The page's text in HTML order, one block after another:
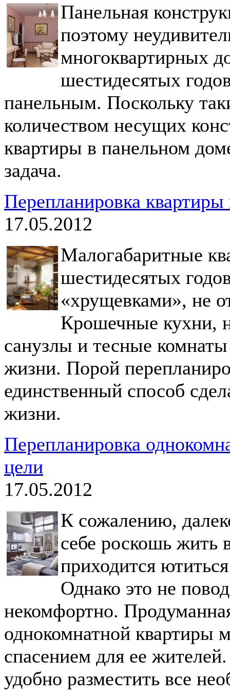
Панельная
поэтому
многоквартирных
шестидесятых
панельным. Поскольку
количеством несущих
квартиры в панельном
задача.
Перепланировка
17.05.2012
Малогабаритные
шестидесятых
«хрущевками», не
Крошечные кухни,
санузлы и тесные
жизни. Порой
единственный способ
жизни.
Перепланировка
цели
17.05.2012
К сожалению,
себе роскошь жить
приходится
Однако это не
некомфортно.
однокомнатной квартиры
спасением для ее
удобно разместить все